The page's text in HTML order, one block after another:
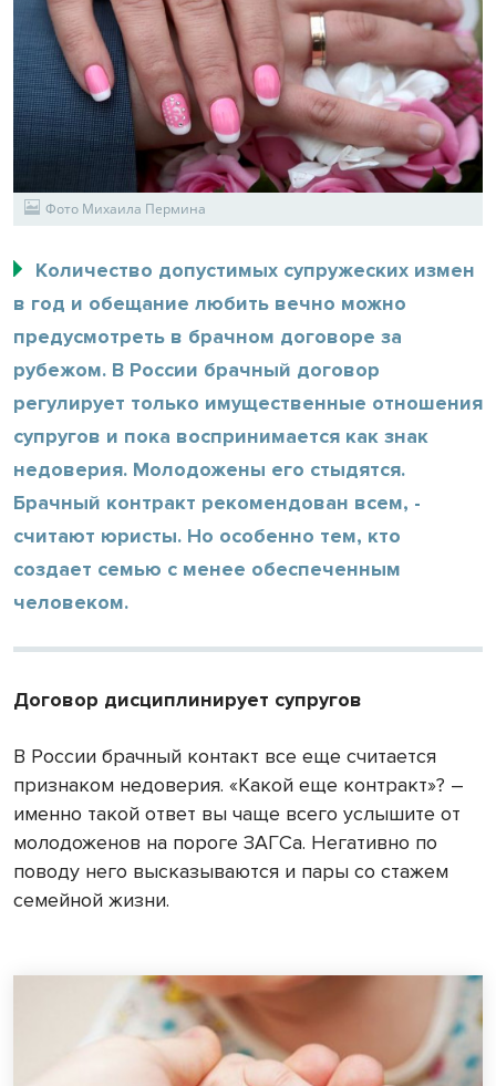
Фото Михаила Пермина
Количество допустимых супружеских измен
в год и обещание любить вечно можно
предусмотреть в брачном договоре за
рубежом. В России брачный договор
регулирует только имущественные отношения
супругов и пока воспринимается как знак
недоверия. Молодожены его стыдятся.
Брачный контракт рекомендован всем, -
считают юристы. Но особенно тем, кто
создает семью с менее обеспеченным
человеком.
Договор дисциплинирует супругов
В России брачный контакт все еще считается
признаком недоверия. «Какой еще контракт»? –
именно такой ответ вы чаще всего услышите от
молодоженов на пороге ЗАГСа. Негативно по
поводу него высказываются и пары со стажем
семейной жизни.